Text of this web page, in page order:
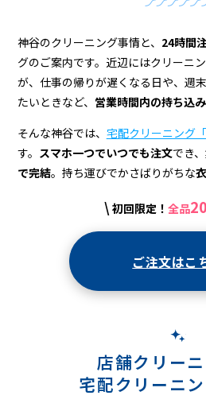
配
ク
リ
ー
ニ
神谷のクリーニング事情と、 24時間
グのご案内です。近辺にはクリーニ
が、仕事の帰りが遅くなる日や、週
たいときなど、 営業時間内の持ち込
そんな神谷では、 宅配クリーニング「
す。 スマホ一つでいつでも注文でき
で完結。持ち運びでかさばりがちな
\ 初回限定！ 全品
ご注文はこ
店舗クリーニ
宅配クリーニ